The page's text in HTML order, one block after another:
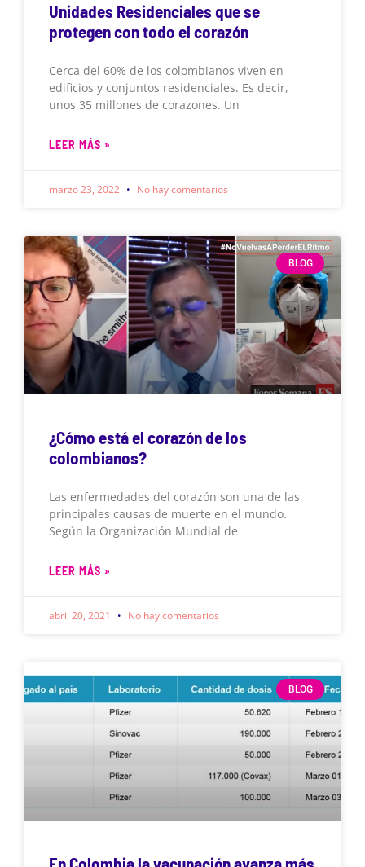
Unidades Residenciales que se
protegen con todo el corazón
Cerca del 60% de los colombianos viven en
edificios y conjuntos residenciales. Es decir,
unos 35 millones de corazones. Un
LEER MÁS »
marzo 23, 2022 No hay comentarios
BLOG
¿Cómo está el corazón de los
colombianos?
Las enfermedades del corazón son una de las
principales causas de muerte en el mundo.
Según la Organización Mundial de
LEER MÁS »
abril 20, 2021 No hay comentarios
BLOG